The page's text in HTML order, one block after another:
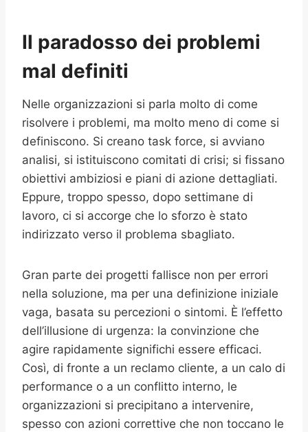
Il paradosso dei problemi
mal definiti
Nelle organizzazioni si parla molto di come
risolvere i problemi, ma molto meno di come si
definiscono. Si creano task force, si avviano
analisi, si istituiscono comitati di crisi; si fissano
obiettivi ambiziosi e piani di azione dettagliati.
Eppure, troppo spesso, dopo settimane di
lavoro, ci si accorge che lo sforzo è stato
indirizzato verso il problema sbagliato.
Gran parte dei progetti fallisce non per errori
nella soluzione, ma per una definizione iniziale
vaga, basata su percezioni o sintomi. È l’effetto
dell’illusione di urgenza: la convinzione che
agire rapidamente significhi essere efficaci.
Così, di fronte a un reclamo cliente, a un calo di
performance o a un conflitto interno, le
organizzazioni si precipitano a intervenire,
spesso con azioni correttive che non toccano le